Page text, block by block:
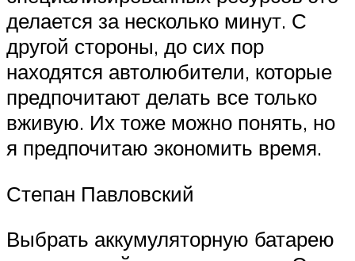
делается за несколько минут. С
другой стороны, до сих пор
находятся автолюбители, которые
предпочитают делать все только
вживую. Их тоже можно понять, но
я предпочитаю экономить время.
Степан Павловский
Выбрать аккумуляторную батарею